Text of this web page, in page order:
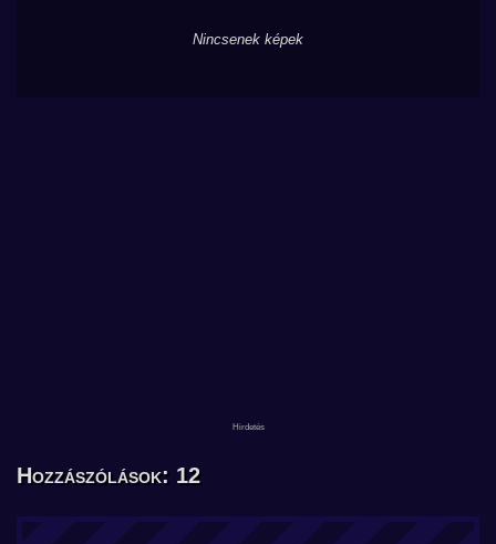
Nincsenek képek
Hozzászólások: 12